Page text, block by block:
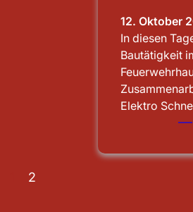
12. Oktober
In diesen
Bautätigkeit
Elektro
2